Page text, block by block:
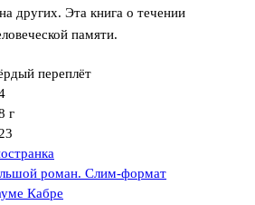
других. Эта книга о течении
памяти.
переплёт
г
роман. Слим-формат
Кабре